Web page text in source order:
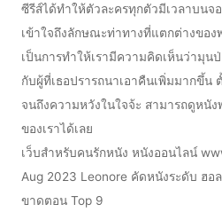
ซีรีส์ได้ทำให้ตัวละครทุกตัวมีเวลาบนจ
เข้าใจถึงลักษณะท่าทางที่แตกต่างของ
เป็นการทำให้เรามีความคิดเห็นว่ามุน
กับผู้ที่เธอปรารถนาเอาคืนเพิ่มมากขึ้
จนถึงความหวังในใจจ้ะ สามารถดูหนั
ของเราได้เลย
เว็บสำหรับคนรักหนัง หนังออนไลน์
Aug 2023 Leonore คัดหนังระดับ ฮอ
ขาดตอน Top 9